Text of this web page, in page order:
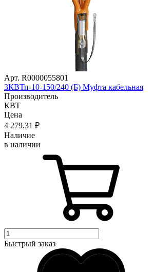
Арт. R0000055801
3КВТп-10-150/240 (Б) Муфта кабельная
Производитель
КВТ
Цена
4 279.31 ₽
Наличие
в наличии
Быстрый заказ